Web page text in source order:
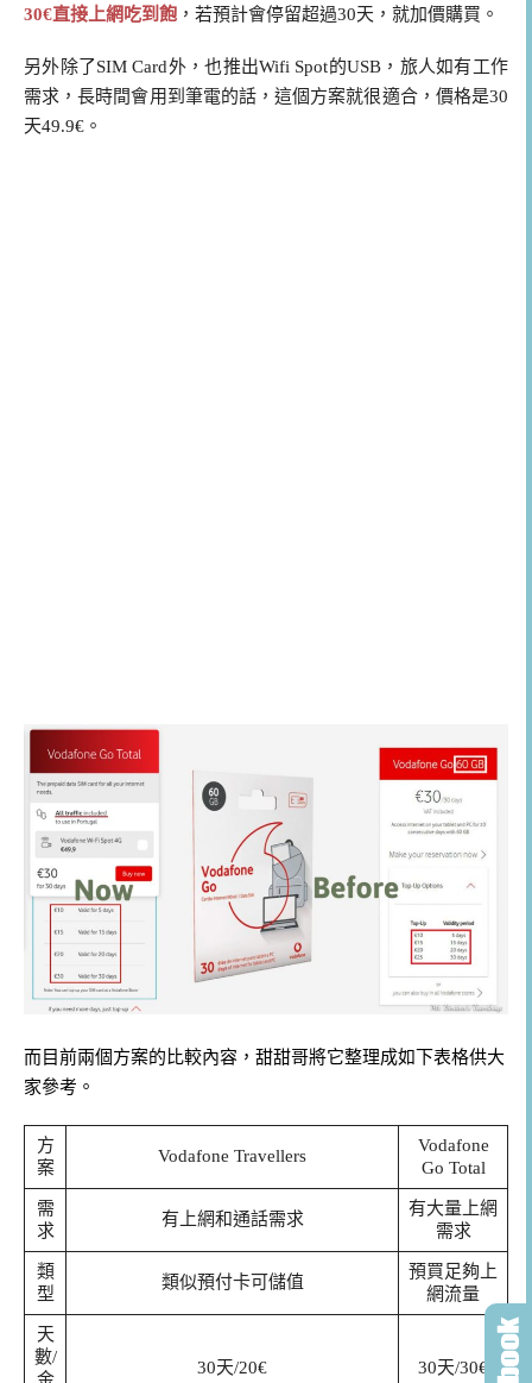
30€直接上網吃到飽 ，若預計會停留超過30天，就加價購買。
另外除了SIM Card外，也推出Wifi Spot的USB，旅人如有工作
需求，長時間會用到筆電的話，這個方案就很適合，價格是30
天49.9€。
而目前兩個方案的比較內容，甜甜哥將它整理成如下表格供大
家參考。
方
案
Vodafone Travellers
Vodafone
Go Total
需
求
有上網和通話需求
有大量上網
需求
類
型
類似預付卡可儲值
預買足夠上
網流量
天
數/
金
30天/20€ 30天/30€